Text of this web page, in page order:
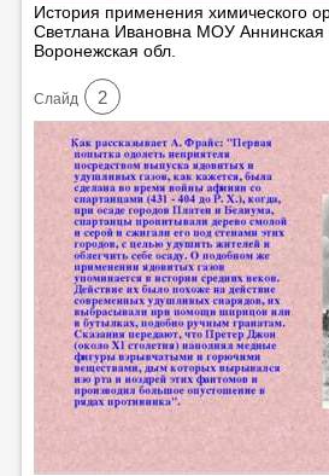
История применения химического
Светлана Ивановна МОУ
Воронежская обл.
Cлайд 2